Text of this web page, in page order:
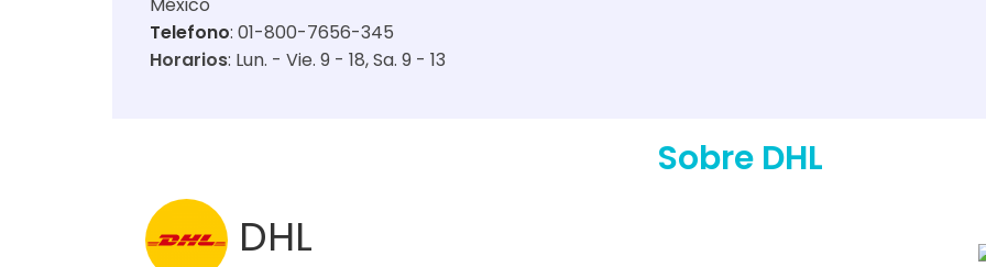
Telefono: 01-800-7656-345
Horarios: Lun. - Vie. 9 - 18 Sa. 9 - 13
Sobre DHL
DHL